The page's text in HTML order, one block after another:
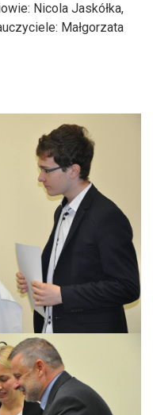
Nicola Jaskółka,
Małgorzata